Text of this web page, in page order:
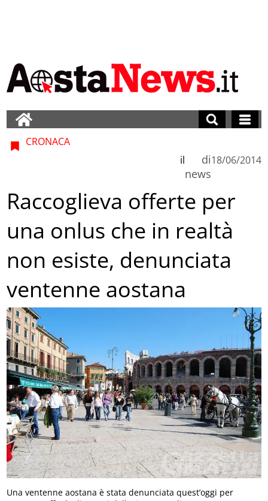
CRONACA
di
news
il 18/06/2014
Raccoglieva offerte per
una onlus che in realtà
non esiste, denunciata
ventenne aostana
Una ventenne aostana è stata denunciata quest’oggi per